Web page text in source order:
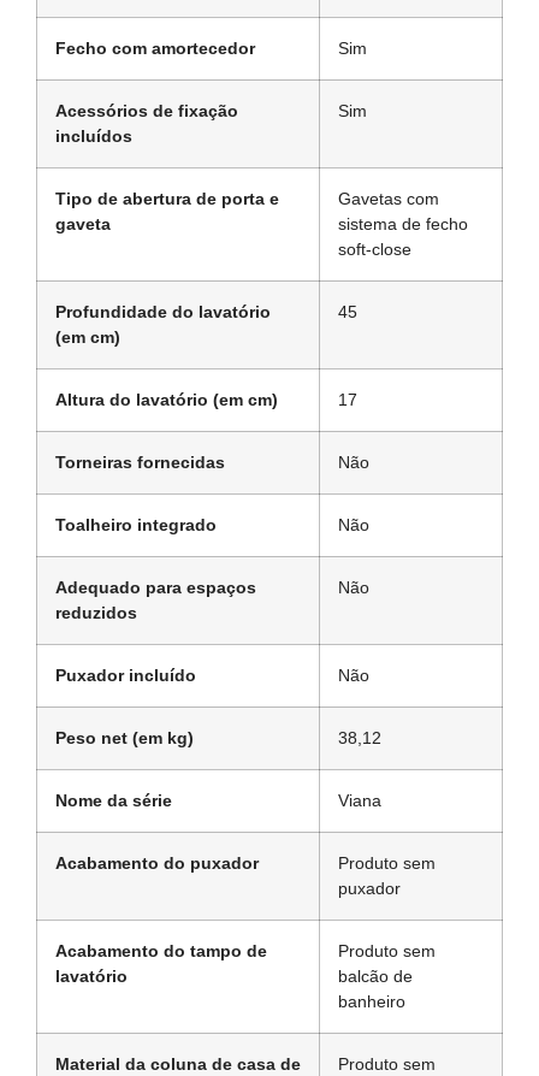
Fecho com amortecedor Sim
Acessórios de fixação
incluídos
Sim
Tipo de abertura de porta e
gaveta
Gavetas com
sistema de fecho
soft-close
Profundidade do lavatório
(em cm)
45
Altura do lavatório (em cm) 17
Torneiras fornecidas Não
Toalheiro integrado Não
Adequado para espaços
reduzidos
Não
Puxador incluído Não
Peso net (em kg) 38,12
Nome da série Viana
Acabamento do puxador
Produto sem
puxador
Acabamento do tampo de
lavatório
Produto sem
balcão de
banheiro
Material da coluna de casa de
Produto sem